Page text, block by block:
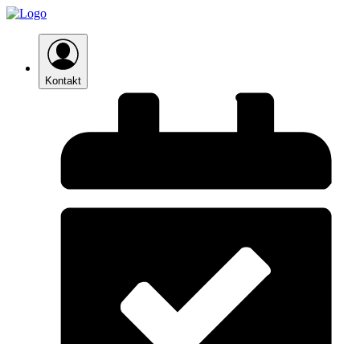
Kontakt